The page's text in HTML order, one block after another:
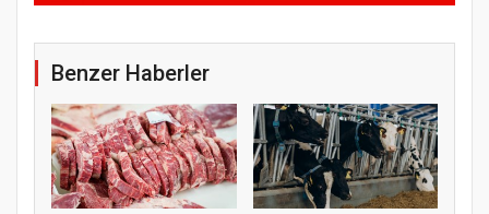
Benzer Haberler